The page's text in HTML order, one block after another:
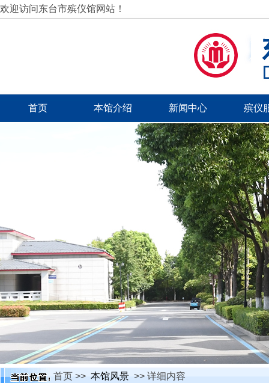
欢迎访问东台市殡仪馆网站！
首页 本馆介绍 新闻中心 殡仪
首页 >> 本馆风景 >> 详细内容